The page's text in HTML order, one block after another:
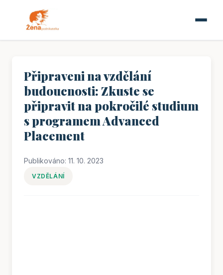
Připraveni na vzdělání
budoucnosti: Zkuste se
připravit na pokročilé studium
s programem Advanced
Placement
Publikováno: 11. 10. 2023
VZDĚLÁNÍ